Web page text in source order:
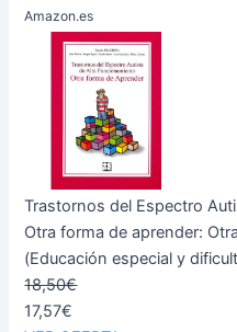
Amazon.es
Trastornos del Espectro
Otra forma de aprender:
(Educación especial y
18,50€
17,57€